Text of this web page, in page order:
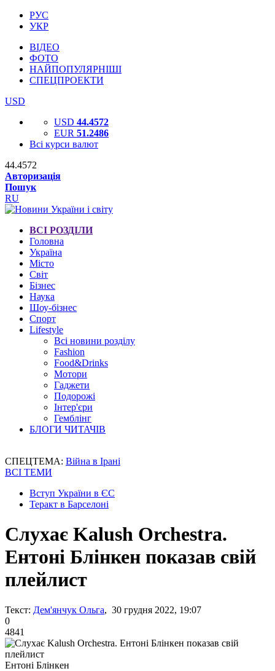
РУС
УКР
ВІДЕО
ФОТО
НАЙПОПУЛЯРНІШІ
СПЕЦПРОЕКТИ
USD
USD 44.4572
EUR 51.2486
Всі курси валют
44.4572
Авторизація
Пошук
RU
ВСІ РОЗДІЛИ
Головна
Україна
Місто
Світ
Бізнес
Наука
Шоу-бізнес
Спорт
Lifestyle
Всі новини розділу
Fashion
Food&Drinks
Мотори
Гаджети
Подорожі
Інтер'єри
Гемблінг
БЛОГИ ЧИТАЧІВ
СПЕЦТЕМА: Війна в Ірані
ВСІ ТЕМИ
Вступ України в ЄС
Теракт в Барселоні
Слухає Kalush Orchestra.
Ентоні Блінкен показав свій
плейлист
Текст: Дем'янчук Ольга, 30 грудня 2022, 19:07
0
4841
Ентоні Блінкен